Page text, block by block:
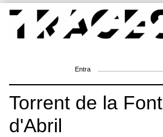
Skip
content
Entra
Torrent de la Font
d'Abril